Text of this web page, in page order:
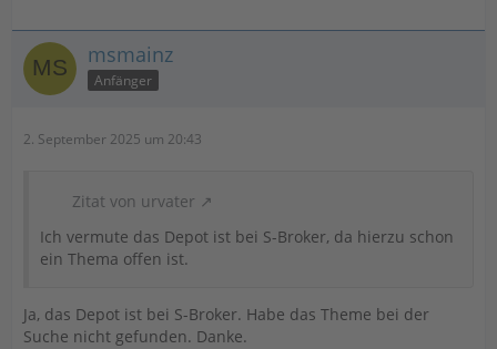
msmainz
Anfänger
2. September 2025 um 20:43
Zitat von urvater
Ich vermute das Depot ist bei S-Broker, da hierzu schon
ein Thema offen ist.
Ja, das Depot ist bei S-Broker. Habe das Theme bei der
Suche nicht gefunden. Danke.